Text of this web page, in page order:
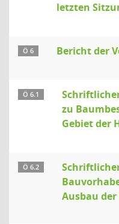
letzten
Ö 6 Bericht der
Ö 6.1
zu
Gebiet der
Ö 6.2
Ausbau